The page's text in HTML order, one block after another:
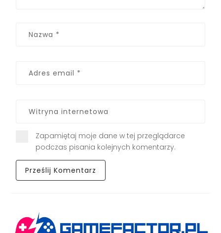
Zapamiętaj moje dane w tej przeglądarce
podczas pisania kolejnych komentarzy.